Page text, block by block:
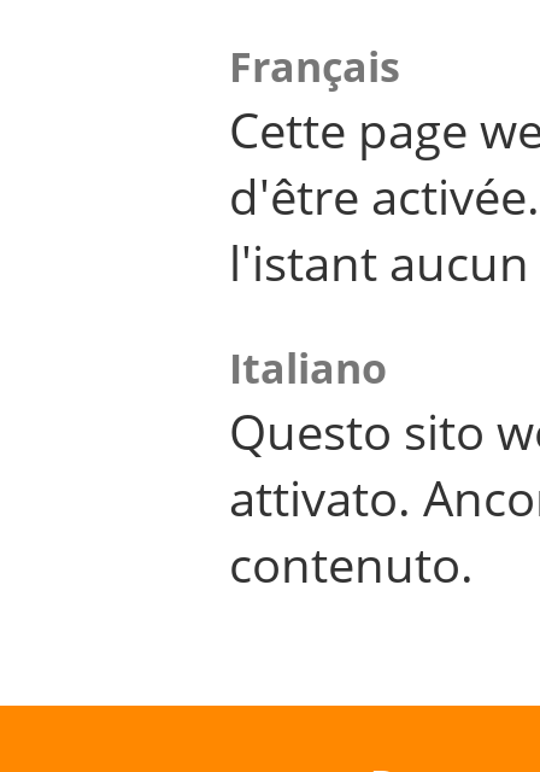
Français
Cette page
d'être
l'istant
Italiano
Questo sito
attivato.
contenuto.